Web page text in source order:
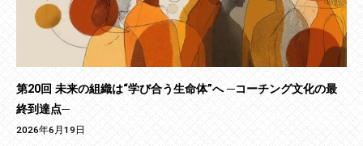
第20回 未来の組織は“学び合う生命体”へ ─コーチング文化の最
終到達点─
2026年6月19日